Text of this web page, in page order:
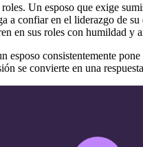
Un esposo que exige
a confiar en el liderazgo de
en sus roles con humildad y
consistentemente
se convierte en una